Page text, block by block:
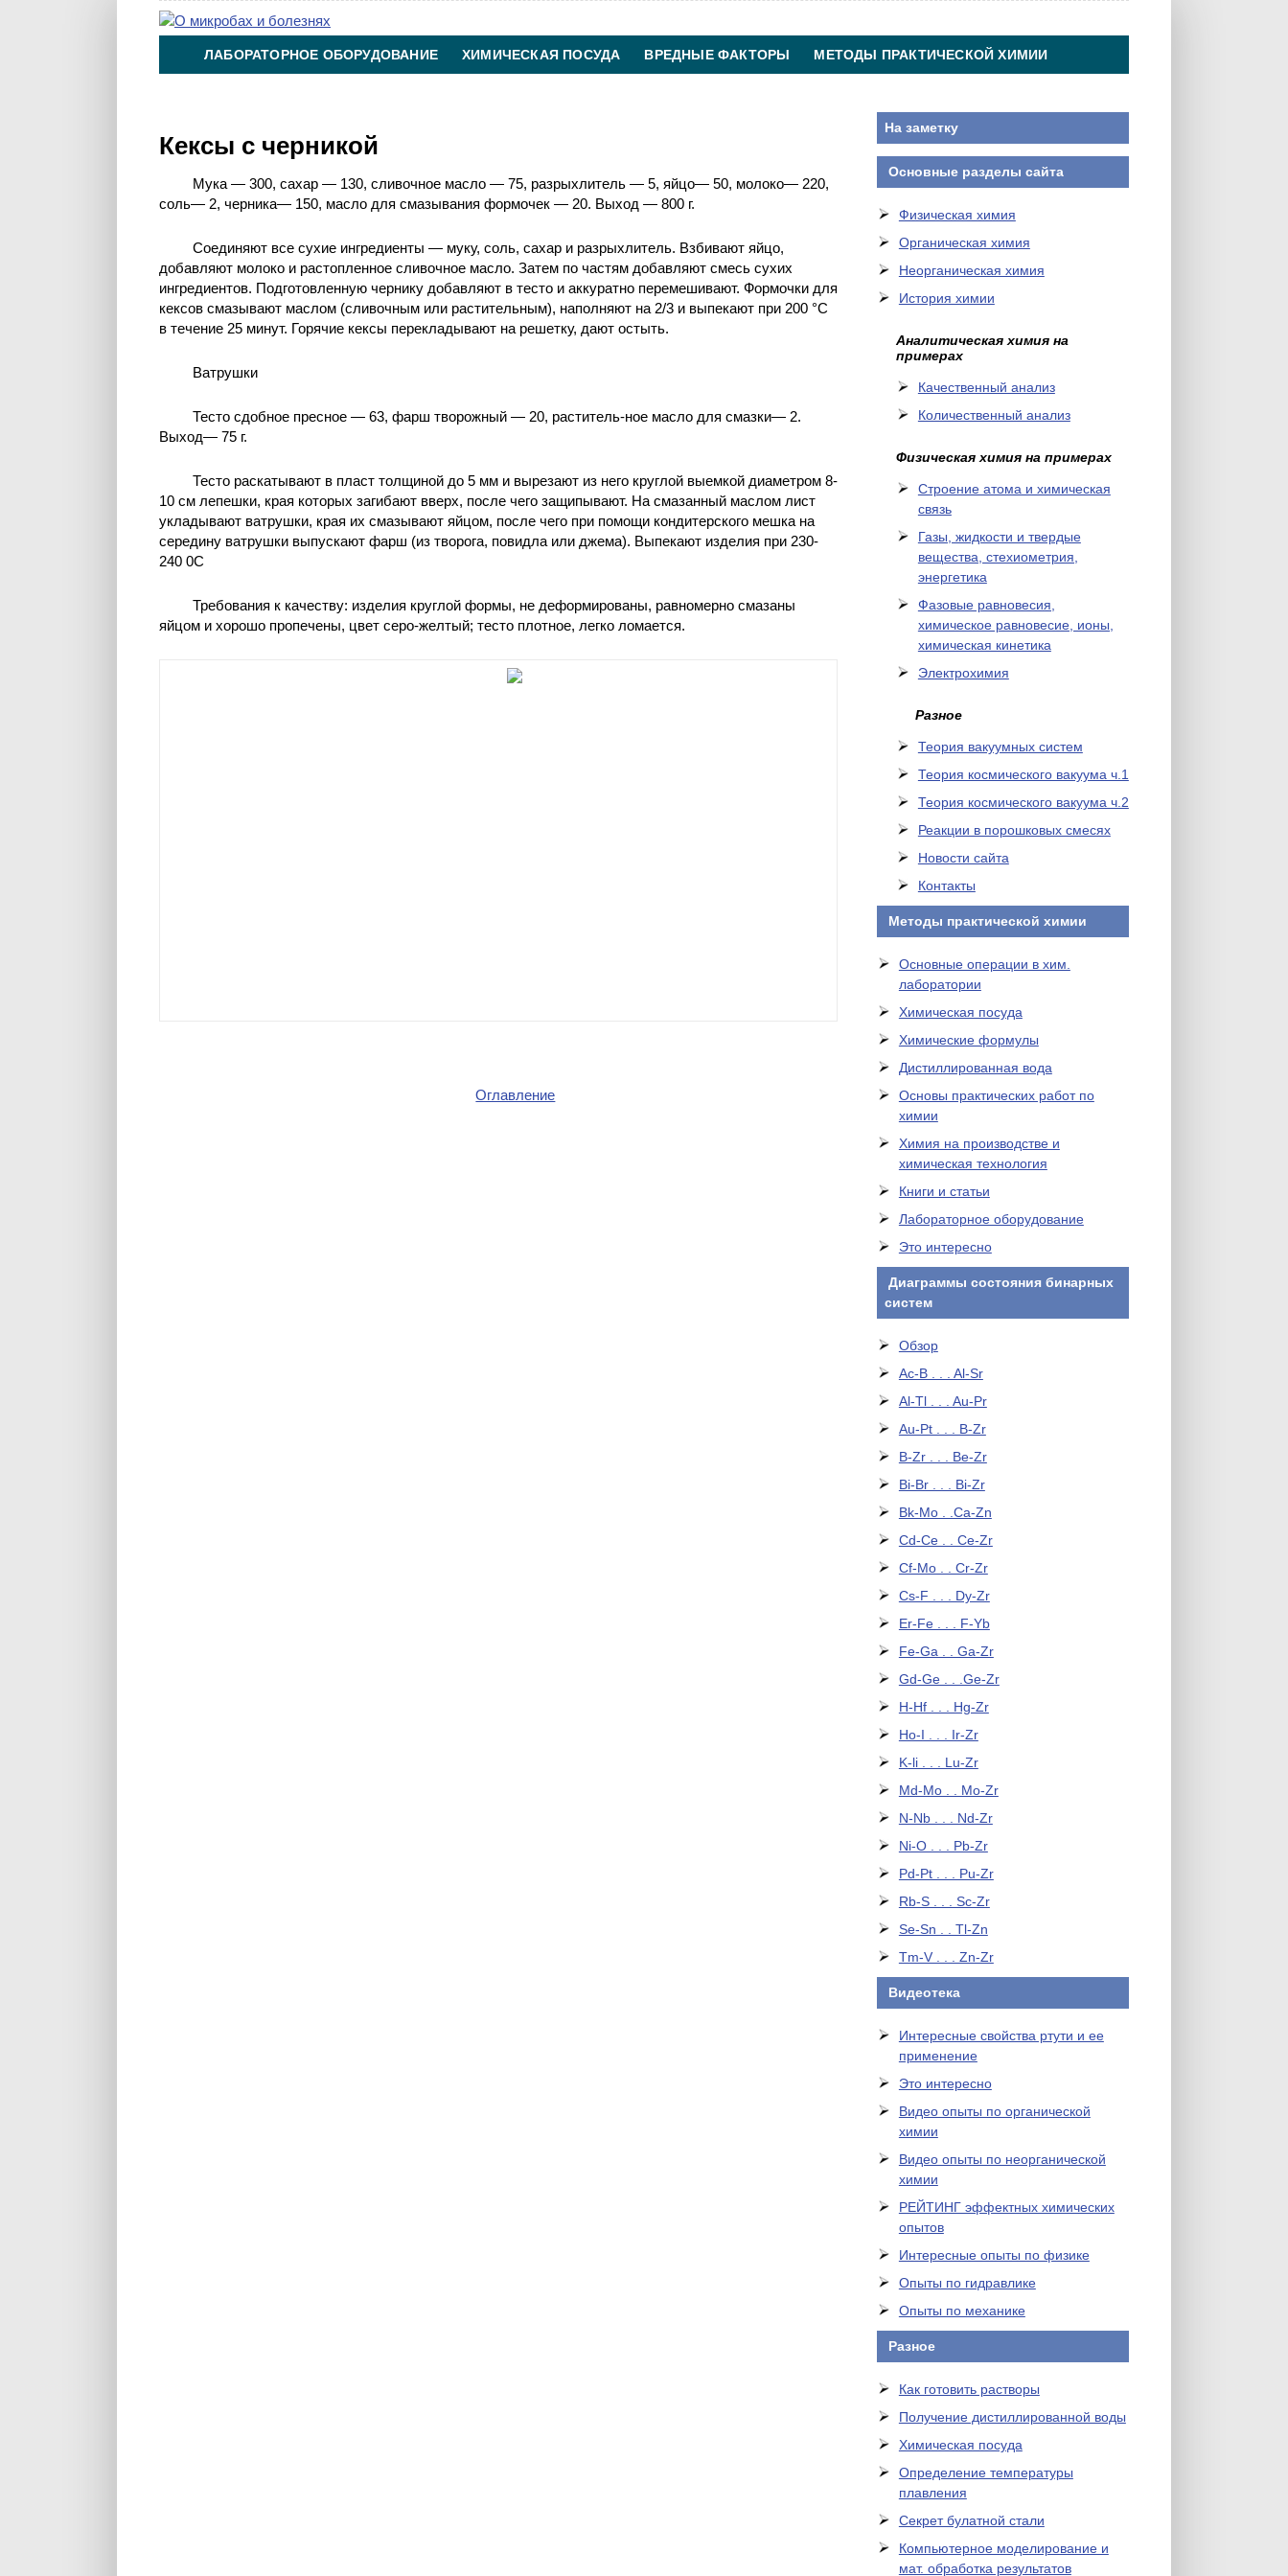
ЛАБОРАТОРНОЕ ОБОРУДОВАНИЕ ХИМИЧЕСКАЯ ПОСУДА ВРЕДНЫЕ ФАКТОРЫ МЕТОДЫ ПРАКТИЧЕСКОЙ ХИМИИ
Кексы с черникой
Мука — 300, сахар — 130, сливочное масло — 75, разрыхлитель — 5, яйцо— 50, молоко— 220,
соль— 2, черника— 150, масло для смазывания формочек — 20. Выход — 800 г.
Соединяют все сухие ингредиенты — муку, соль, сахар и разрыхлитель. Взбивают яйцо,
добавляют молоко и растопленное сливочное масло. Затем по частям добавляют смесь сухих
ингредиентов. Подготовленную чернику добавляют в тесто и аккуратно перемешивают. Формочки для
кексов смазывают маслом (сливочным или растительным), наполняют на 2/3 и выпекают при 200 °С
в течение 25 минут. Горячие кексы перекладывают на решетку, дают остыть.
Ватрушки
Тесто сдобное пресное — 63, фарш творожный — 20, раститель-ное масло для смазки— 2.
Выход— 75 г.
Тесто раскатывают в пласт толщиной до 5 мм и вырезают из него круглой выемкой диаметром 8-
10 см лепешки, края которых загибают вверх, после чего защипывают. На смазанный маслом лист
укладывают ватрушки, края их смазывают яйцом, после чего при помощи кондитерского мешка на
середину ватрушки выпускают фарш (из творога, повидла или джема). Выпекают изделия при 230-
240 0C
Требования к качеству: изделия круглой формы, не деформированы, равномерно смазаны
яйцом и хорошо пропечены, цвет серо-желтый; тесто плотное, легко ломается.
Оглавление
На заметку
Основные разделы сайта
Физическая химия
Органическая химия
Неорганическая химия
История химии
Аналитическая химия на
примерах
Качественный анализ
Количественный анализ
Физическая химия на примерах
Cтроение атома и химическая
связь
Газы, жидкости и твердые
вещества, стехиометрия,
энергетика
Фазовые равновесия,
химическое равновесие, ионы,
химическая кинетика
Электрохимия
Разное
Теория вакуумных систем
Теория космического вакуума ч.1
Теория космического вакуума ч.2
Реакции в порошковых смесях
Новости сайта
Контакты
Методы практической химии
Основные операции в хим.
лаборатории
Химическая посуда
Химические формулы
Дистиллированная вода
Основы практических работ по
химии
Химия на производстве и
химическая технология
Книги и статьи
Лабораторное оборудование
Это интересно
Диаграммы состояния бинарных
систем
Обзор
Ac-B . . . Al-Sr
Al-Tl . . . Au-Pr
Au-Pt . . . B-Zr
B-Zr . . . Be-Zr
Bi-Br . . . Bi-Zr
Bk-Mo . .Ca-Zn
Cd-Ce . . Ce-Zr
Cf-Mo . . Cr-Zr
Cs-F . . . Dy-Zr
Er-Fe . . . F-Yb
Fe-Ga . . Ga-Zr
Gd-Ge . . .Ge-Zr
H-Hf . . . Hg-Zr
Ho-I . . . Ir-Zr
K-li . . . Lu-Zr
Md-Mo . . Mo-Zr
N-Nb . . . Nd-Zr
Ni-O . . . Pb-Zr
Pd-Pt . . . Pu-Zr
Rb-S . . . Sc-Zr
Se-Sn . . Tl-Zn
Tm-V . . . Zn-Zr
Видеотека
Интересные свойства ртути и ее
применение
Это интересно
Видео опыты по органической
химии
Видео опыты по неорганической
химии
РЕЙТИНГ эффектных химических
опытов
Интересные опыты по физике
Опыты по гидравлике
Опыты по механике
Разное
Как готовить растворы
Получение дистиллированной воды
Химическая посуда
Определение температуры
плавления
Секрет булатной стали
Компьютерное моделирование и
мат. обработка результатов